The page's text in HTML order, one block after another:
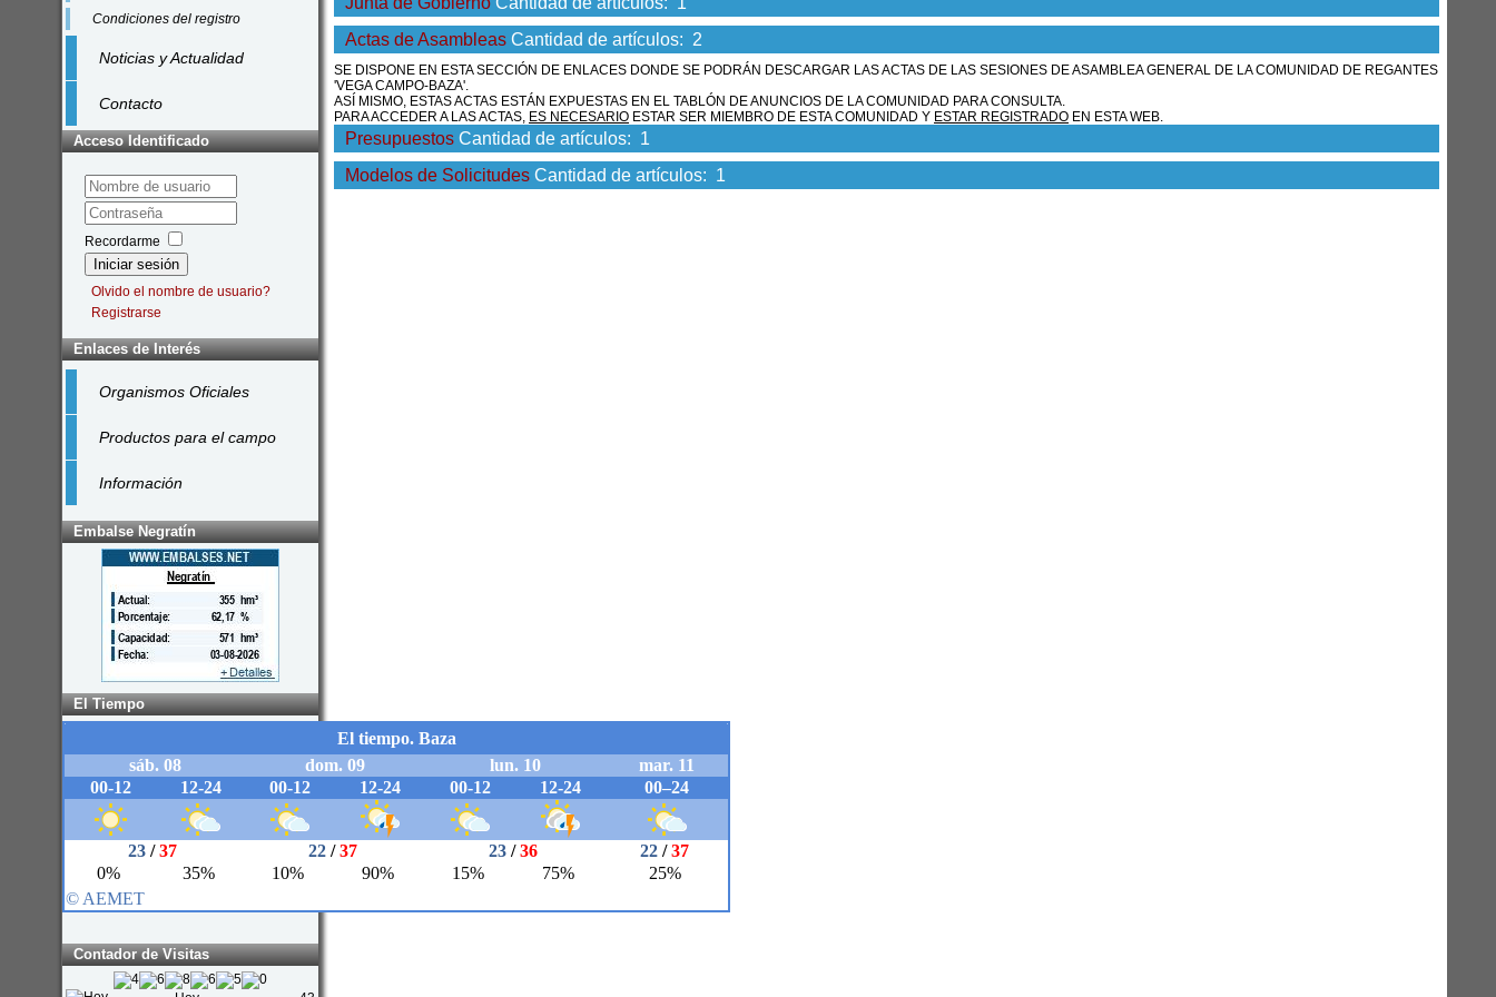
Condiciones del registro
Noticias y Actualidad
Contacto
Acceso Identificado
Recordarme
Iniciar sesión
Olvido el nombre de usuario?
Registrarse
Enlaces de Interés
Organismos Oficiales
Productos para el campo
Información
Embalse Negratín
El Tiempo
Contador de Visitas
Actas de Asambleas Cantidad de artículos: 2
SE DISPONE EN ESTA SECCIÓN DE ENLACES DONDE SE PODRÁN DESCARGAR LAS ACTAS DE LAS SESIONES DE ASAMBLEA GENERAL DE LA COMUNIDAD DE REGANTES
'VEGA CAMPO-BAZA'.
ASÍ MISMO, ESTAS ACTAS ESTÁN EXPUESTAS EN EL TABLÓN DE ANUNCIOS DE LA COMUNIDAD PARA CONSULTA.
PARA ACCEDER A LAS ACTAS, ES NECESARIO ESTAR SER MIEMBRO DE ESTA COMUNIDAD Y ESTAR REGISTRADO EN ESTA WEB.
Presupuestos Cantidad de artículos: 1
Modelos de Solicitudes Cantidad de artículos: 1